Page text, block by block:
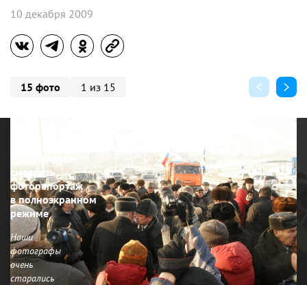
10 декабря 2009
15 фото 1 из 15
смотреть
фоторепортаж
в полноэкранном
режиме
Наши
фотографы
очень
старались